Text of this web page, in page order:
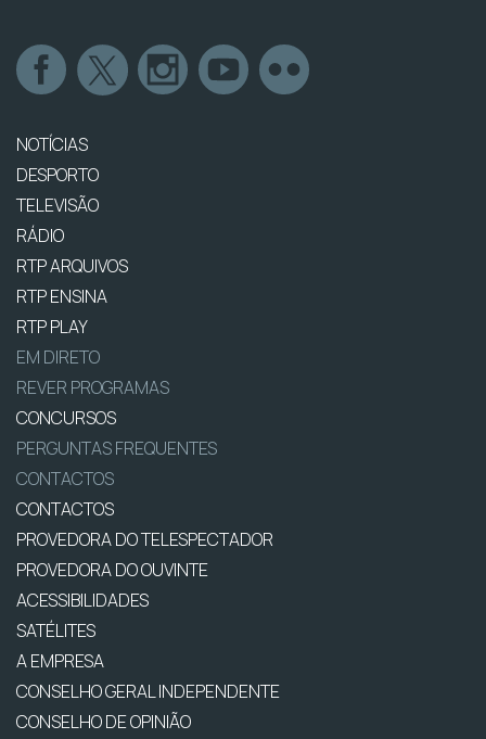
NOTÍCIAS
DESPORTO
TELEVISÃO
RÁDIO
RTP ARQUIVOS
RTP ENSINA
RTP PLAY
EM DIRETO
REVER PROGRAMAS
CONCURSOS
PERGUNTAS FREQUENTES
CONTACTOS
CONTACTOS
PROVEDORA DO TELESPECTADOR
PROVEDORA DO OUVINTE
ACESSIBILIDADES
SATÉLITES
A EMPRESA
CONSELHO GERAL INDEPENDENTE
CONSELHO DE OPINIÃO